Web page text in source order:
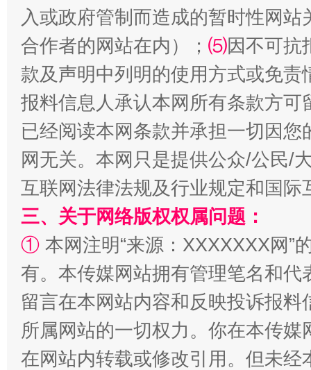
受贿1.44亿！段成刚被判无期 从幼
全民健身五年计划来了！等你上场
入或政府管制而造成的暂时性网
合作者的网站在内）； ⑸因不可抗
款及声明中列明的使用方式或免责
报料信息人承认本网所有条款方
已经阅读本网条款并承担一切因
网无关。本网只是提供公众/公民/
互联网法律法规及行业规定和国
三、关于网络版权权属问题：
① 本网注明“来源：XXXXXXX网”
有。本传媒网站拥有管理笔名和
留言在本网站内容和反映投诉报
所属网站的一切权力。你在本传
在网站内转载或修改引用。但未